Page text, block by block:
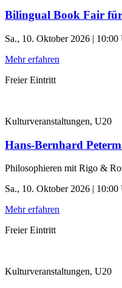
Bilingual Book Fair
Sa., 10. Oktober 2026 | 10:00
Mehr erfahren
Freier Eintritt
Kulturveranstaltungen, U20
Hans-Bernhard
Philosophieren mit Rigo &
Sa., 10. Oktober 2026 | 10:00
Mehr erfahren
Freier Eintritt
Kulturveranstaltungen, U20